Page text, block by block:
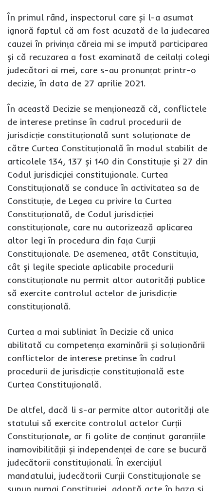
În primul rând, inspectorul care și l-a asumat
ignoră faptul că am fost acuzată de la judecarea
cauzei în privința căreia mi se impută participarea
și că recuzarea a fost examinată de ceilalți colegi
judecători ai mei, care s-au pronunțat printr-o
decizie, în data de 27 aprilie 2021.
În această Decizie se menționează că, conflictele
de interese pretinse în cadrul procedurii de
jurisdicție constituțională sunt soluționate de
către Curtea Constituțională în modul stabilit de
articolele 134, 137 și 140 din Constituție și 27 din
Codul jurisdicției constituționale. Curtea
Constituțională se conduce în activitatea sa de
Constituție, de Legea cu privire la Curtea
Constituțională, de Codul jurisdicției
constituționale, care nu autorizează aplicarea
altor legi în procedura din fața Curții
Constituționale. De asemenea, atât Constituția,
cât și legile speciale aplicabile procedurii
constituționale nu permit altor autorități publice
să exercite controlul actelor de jurisdicție
constituțională.
Curtea a mai subliniat în Decizie că unica
abilitată cu competența examinării și soluționării
conflictelor de interese pretinse în cadrul
procedurii de jurisdicție constituțională este
Curtea Constituțională.
De altfel, dacă li s-ar permite altor autorități ale
statului să exercite controlul actelor Curții
Constituționale, ar fi golite de conținut garanțiile
inamovibilității și independenței de care se bucură
judecătorii constituționali. În exercițiul
mandatului, judecătorii Curții Constituționale se